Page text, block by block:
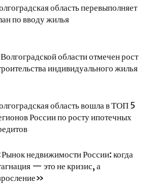
область перевыполняет
по вводу жилья
области отмечен рост
индивидуального жилья
область вошла в ТОП 5
России по росту ипотечных
недвижимости России: когда
— это не кризис, а